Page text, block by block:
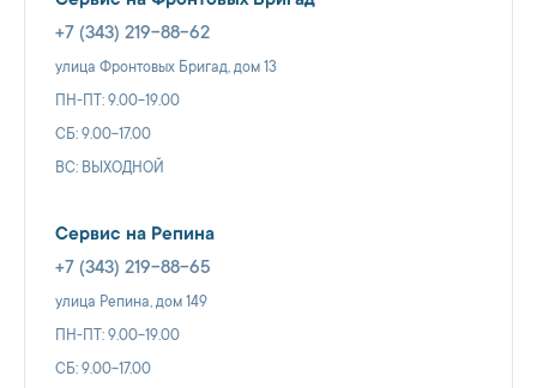
+7 (343) 219-88-62
улица Фронтовых Бригад, дом 13
ПН-ПТ: 9.00-19.00
СБ: 9.00-17.00
ВС: ВЫХОДНОЙ
Сервис на Репина
+7 (343) 219-88-65
улица Репина, дом 149
ПН-ПТ: 9.00-19.00
СБ: 9.00-17.00